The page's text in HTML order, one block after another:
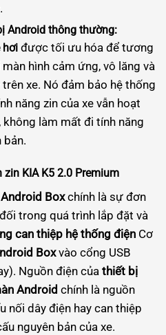
Android thông thường:
hơiđược tối ưu hóa để tương
hình cảm ứng, vô lăng và
xe. Nó đảm bảo hệ thống
năng zin của xe vẫn hoạt
làm mất đi tính năng
bản.
KIA K5 2.0 Premium
Android Boxchính là sự đơn
trong quá trình lắp đặt và
can thiệp hệ thống điện Cơ
Boxvào cổng USB
Nguồn điện của thiết bị
Android chính là nguồn
nối dây điện hay can thiệp
nguyên bản của xe.